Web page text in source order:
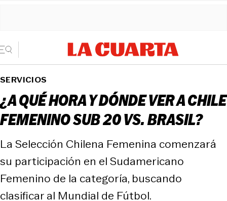
SERVICIOS
¿A QUÉ HORA Y DÓNDE VER A CHILE
FEMENINO SUB 20 VS. BRASIL?
La Selección Chilena Femenina comenzará
su participación en el Sudamericano
Femenino de la categoría, buscando
clasificar al Mundial de Fútbol.